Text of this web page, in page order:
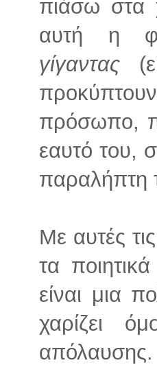
πιάσω στα
αυτή η
γίγαντας
πρόσωπο,
εαυτό του,
παραλήπτη
Με αυτές
τα
είναι μια
χαρίζει
απόλαυσης.